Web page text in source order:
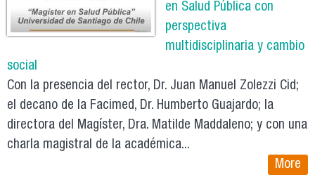
en Salud Pública con
perspectiva
multidisciplinaria y cambio
social
Con la presencia del rector, Dr. Juan Manuel Zolezzi Cid;
el decano de la Facimed, Dr. Humberto Guajardo; la
directora del Magíster, Dra. Matilde Maddaleno; y con una
charla magistral de la académica...
More